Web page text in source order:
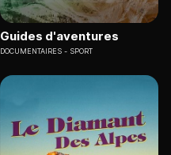
Guides d'aventures
DOCUMENTAIRES SPORT